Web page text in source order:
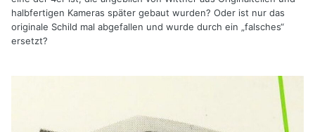
halbfertigen Kameras später gebaut wurden? Oder ist nur das
originale Schild mal abgefallen und wurde durch ein „falsches“
ersetzt?